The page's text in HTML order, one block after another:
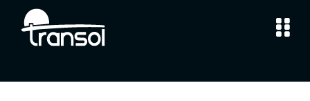
contenido